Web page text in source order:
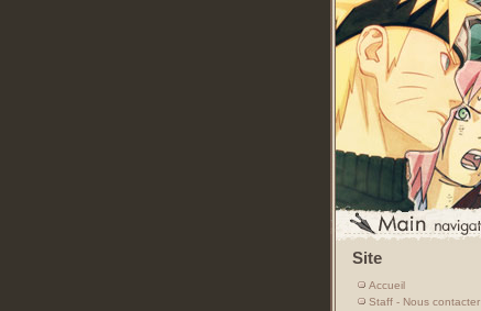
Site
Accueil
Staff - Nous contacter